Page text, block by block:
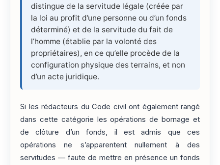
distingue de la servitude légale (créée par
la loi au profit d’une personne ou d’un fonds
déterminé) et de la servitude du fait de
l’homme (établie par la volonté des
propriétaires), en ce qu’elle procède de la
configuration physique des terrains, et non
d’un acte juridique.
Si les rédacteurs du Code civil ont également rangé
dans cette catégorie les opérations de bornage et
de clôture d’un fonds, il est admis que ces
opérations ne s’apparentent nullement à des
servitudes — faute de mettre en présence un fonds